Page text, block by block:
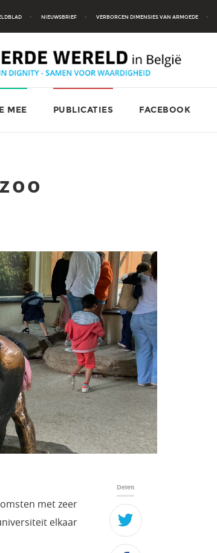
NIEUWSBRIEF VERBORGEN DIMENSIES VAN ARMOEDE
MEE PUBLICATIES FACEBOOK
met zeer
elkaar
Delen